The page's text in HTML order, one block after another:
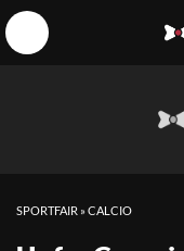
SPORTFAIR »CALCIO